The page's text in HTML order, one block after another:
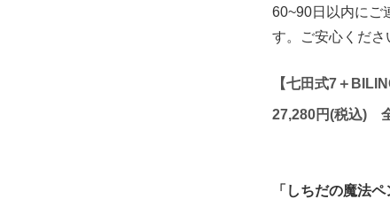
60~90日以内にご
す。ご安心くださ
【七田式7＋
27,280円(税込)
「しちだの魔法